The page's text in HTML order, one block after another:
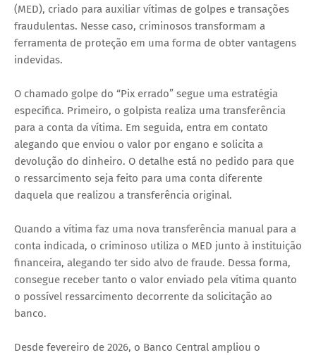
(MED), criado para auxiliar vítimas de golpes e transações
fraudulentas. Nesse caso, criminosos transformam a
ferramenta de proteção em uma forma de obter vantagens
indevidas.
O chamado golpe do “Pix errado” segue uma estratégia
específica. Primeiro, o golpista realiza uma transferência
para a conta da vítima. Em seguida, entra em contato
alegando que enviou o valor por engano e solicita a
devolução do dinheiro. O detalhe está no pedido para que
o ressarcimento seja feito para uma conta diferente
daquela que realizou a transferência original.
Quando a vítima faz uma nova transferência manual para a
conta indicada, o criminoso utiliza o MED junto à instituição
financeira, alegando ter sido alvo de fraude. Dessa forma,
consegue receber tanto o valor enviado pela vítima quanto
o possível ressarcimento decorrente da solicitação ao
banco.
Desde fevereiro de 2026, o Banco Central ampliou o